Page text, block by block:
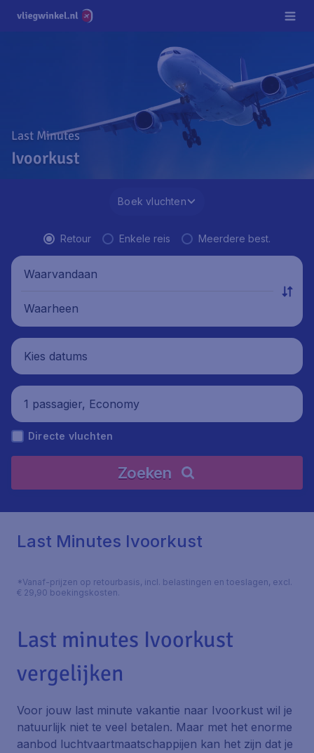
Last Minutes
Ivoorkust
Boek vluchten
Retour Enkele reis Meerdere best.
Waarvandaan
Waarheen
Kies datums
1 passagier, Economy
Directe vluchten
Zoeken
Last Minutes Ivoorkust
*Vanaf-prijzen op retourbasis, incl. belastingen en toeslagen, excl.
€ 29,90 boekingskosten.
Last minutes Ivoorkust
vergelijken
Voor jouw last minute vakantie naar Ivoorkust wil je
natuurlijk niet te veel betalen. Maar met het enorme
aanbod luchtvaartmaatschappijen kan het zijn dat je